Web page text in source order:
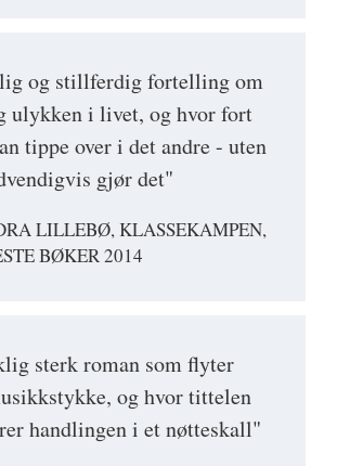
og stillferdig fortelling om
ulykken i livet, og hvor fort
tippe over i det andre - uten
gjør det"
LILLEBØ, KLASSEKAMPEN,
BØKER 2014
sterk roman som flyter
og hvor tittelen
handlingen i et nøtteskall"